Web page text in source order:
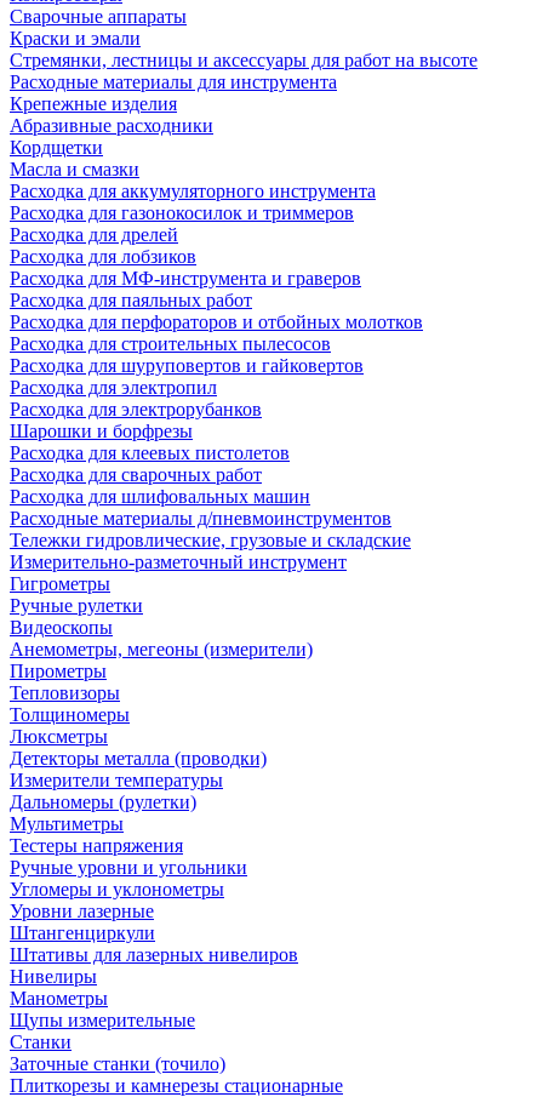
Сварочные аппараты
Краски и эмали
Стремянки, лестницы и аксессуары для работ на высоте
Расходные материалы для инструмента
Крепежные изделия
Абразивные расходники
Кордщетки
Масла и смазки
Расходка для аккумуляторного инструмента
Расходка для газонокосилок и триммеров
Расходка для дрелей
Расходка для лобзиков
Расходка для МФ-инструмента и граверов
Расходка для паяльных работ
Расходка для перфораторов и отбойных молотков
Расходка для строительных пылесоcов
Расходка для шуруповертов и гайковертов
Расходка для электропил
Расходка для электрорубанков
Шарошки и борфрезы
Расходка для клеевых пистолетов
Расходка для сварочных работ
Расходка для шлифовальных машин
Расходные материалы д/пневмоинструментов
Тележки гидровлические, грузовые и складские
Измерительно-разметочный инструмент
Гигрометры
Ручные рулетки
Видеоскопы
Анемометры, мегеоны (измерители)
Пирометры
Тепловизоры
Толщиномеры
Люксметры
Детекторы металла (проводки)
Измерители температуры
Дальномеры (рулетки)
Мультиметры
Тестеры напряжения
Ручные уровни и угольники
Угломеры и уклонометры
Уровни лазерные
Штангенциркули
Штативы для лазерных нивелиров
Нивелиры
Манометры
Щупы измерительные
Станки
Заточные станки (точило)
Плиткорезы и камнерезы стационарные